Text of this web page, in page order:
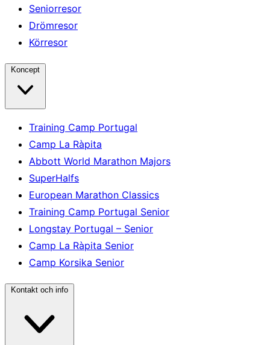
Seniorresor
Drömresor
Körresor
Koncept
Training Camp Portugal
Camp La Ràpita
Abbott World Marathon Majors
SuperHalfs
European Marathon Classics
Training Camp Portugal Senior
Longstay Portugal – Senior
Camp La Ràpita Senior
Camp Korsika Senior
Kontakt och info